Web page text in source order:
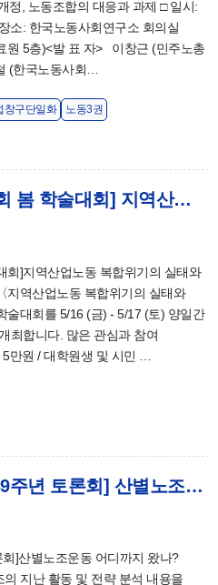
정, 노동조합의 대응과 과제 □ 일시:
소: 한국노동사회연구소 회의실
원 5층)<발 표 자> 이창근 (민주노총
(한국노동사회…
창구단일화 노동3권
[2025 한국산업노동학회 봄 학술대회] 지역산업노동 복합위기의 실태와 정책대안
회]지역산업노동 복합위기의 실태와
지역산업노동 복합위기의 실태와
술대회를 5/16 (금) - 5/17 (토) 양일간
최합니다. 많은 관심과 참여
만원 / 대학원생 및 시민 …
[한국노동사회연구소 39주년 토론회] 산별노조운동 어디까지 왔나? & 자료집
]산별노조운동 어디까지 왔나?
지난 활동 및 전략 분석 내용을